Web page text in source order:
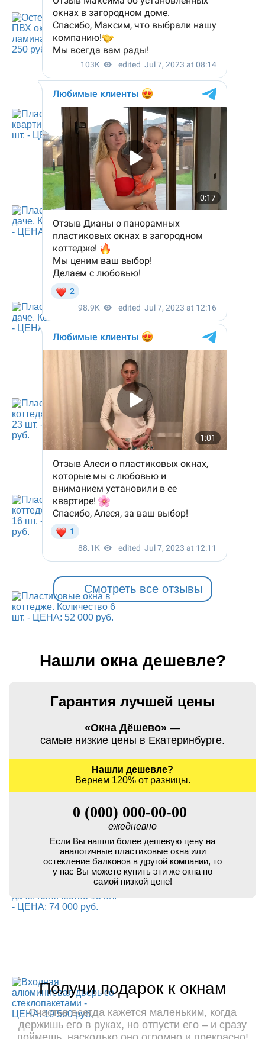
Смотреть все отзывы
Нашли окна дешевле?
Гарантия лучшей цены
«Окна Дёшево» —
самые низкие цены в Екатеринбурге.
Нашли дешевле?
Вернем 120% от разницы.
0 (000) 000-00-00
ежедневно
Если Вы нашли более дешевую цену на
аналогичные пластиковые окна или
остекление балконов в другой компании, то
у нас Вы можете купить эти же окна по
самой низкой цене!
Получи подарок к окнам
Счастье всегда кажется маленьким, когда
держишь его в руках, но отпусти его – и сразу